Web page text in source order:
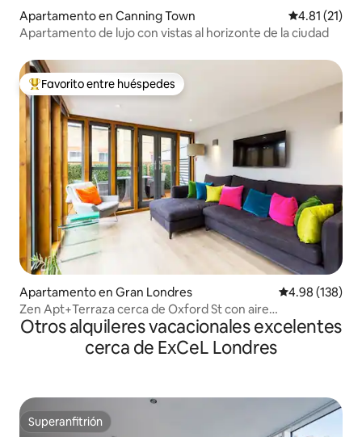
Apartamento en Canning Town Calificación
4.81 (21)
Apartamento de lujo con vistas al horizonte de la ciudad
Favorito entre huéspedes preferido
Favorito entre huéspedes
Apartamento en Gran Londres Calificación
4.98 (138)
Zen Apt+Terraza cerca de Oxford St con aire
acondicionado
Otros alquileres vacacionales excelentes
cerca de ExCeL Londres
Superanfitrión
Superanfitrión